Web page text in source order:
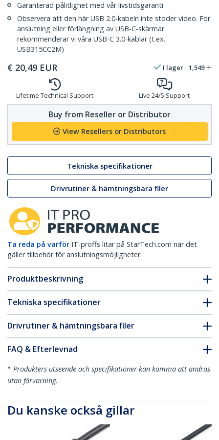
Garanterad pålitlighet med vår livstidsgaranti
Observera att den här USB 2.0-kabeln inte stöder video. För
anslutning eller förlängning av USB-C-skärmar
rekommenderar vi våra USB-C 3.0-kablar (t.ex.
USB315CC2M)
€ 20,49 EUR I lager 1,549
Lifetime Technical Support Live 24/5 Support
Buy from Reseller or Distributor
View Resellers or Distributors
Tekniska specifikationer
Drivrutiner & hämtningsbara filer
Ta reda på varför IT-proffs litar på StarTech.com när det
gäller tillbehör för anslutningsmöjligheter.
Produktbeskrivning
Tekniska specifikationer
Drivrutiner & hämtningsbara filer
FAQ & Efterlevnad
* Produkters utseende och specifikationer kan komma att ändras
utan förvarning.
Du kanske också gillar